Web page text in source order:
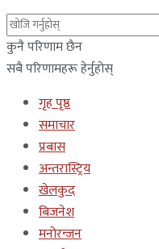
कुनै परिणाम छैन
सबै परिणामहरू हेर्नुहोस्
गृह पृष्ठ
समाचार
प्रबास
अन्तरास्ट्रिय
खेलकुद
बिजनेश
मनोरन्जन